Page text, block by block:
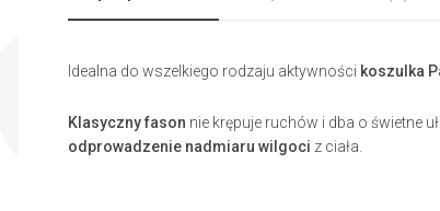
Idealna do wszelkiego rodzaju aktywności koszulka
Klasyczny fason nie krępuje ruchów i dba o świetne
odprowadzenie nadmiaru wilgoci z ciała.